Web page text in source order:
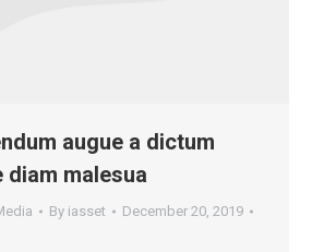
augue a dictum
diam malesua
By iasset
December 20, 2019